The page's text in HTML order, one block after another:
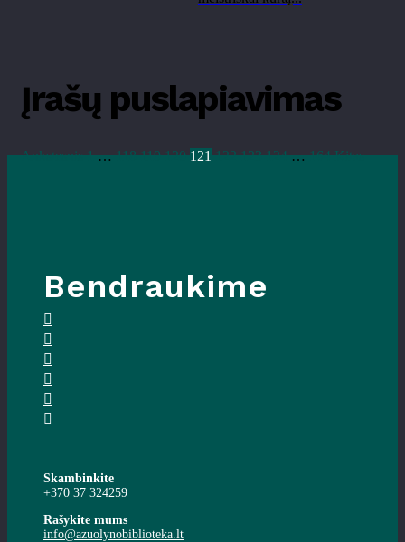
Įrašų puslapiavimas
Ankstesnis 1 … 118 119 120 121 122 123 124 … 164 Kitas
Bendraukime
Skambinkite
+370 37 324259
Rašykite mums
info@azuolynobiblioteka.lt